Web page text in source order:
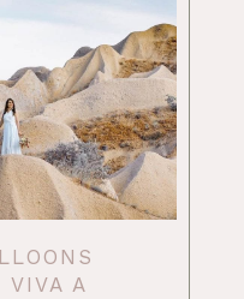
VIVA A